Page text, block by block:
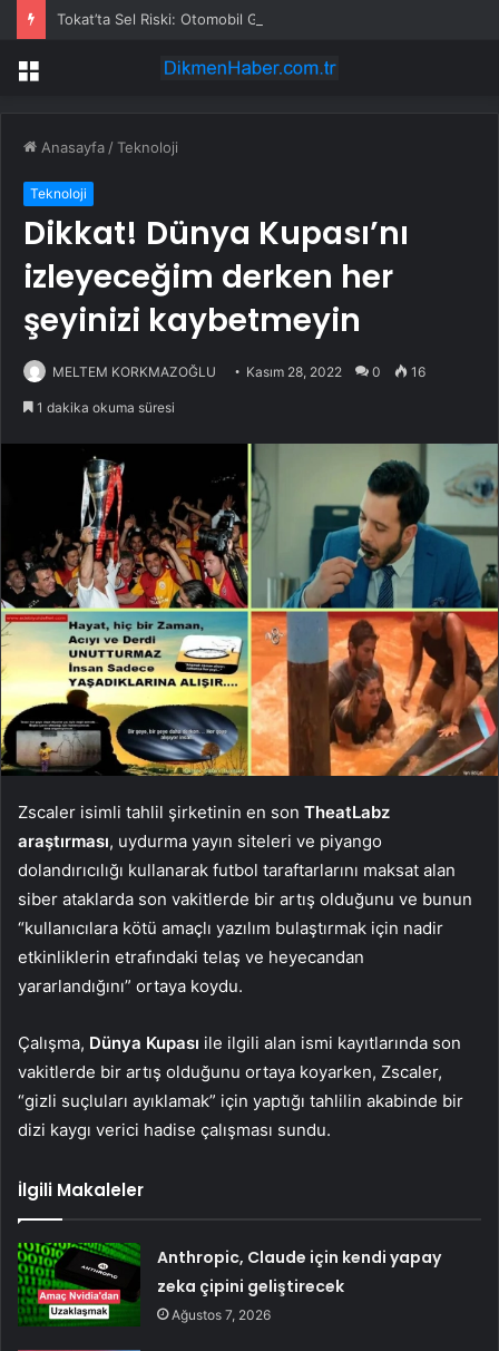
Tokat’ta Sel Riski: Otomobil Güvenli Alana Çekildi
Menü
Anasayfa /Teknoloji
Teknoloji
Dikkat! Dünya Kupası’nı
izleyeceğim derken her
şeyinizi kaybetmeyin
MELTEM KORKMAZOĞLU Kasım 28, 2022 0 16
1 dakika okuma süresi
Zscaler isimli tahlil şirketinin en son TheatLabz
araştırması, uydurma yayın siteleri ve piyango
dolandırıcılığı kullanarak futbol taraftarlarını maksat alan
siber ataklarda son vakitlerde bir artış olduğunu ve bunun
“kullanıcılara kötü amaçlı yazılım bulaştırmak için nadir
etkinliklerin etrafındaki telaş ve heyecandan
yararlandığını” ortaya koydu.
Çalışma, Dünya Kupası ile ilgili alan ismi kayıtlarında son
vakitlerde bir artış olduğunu ortaya koyarken, Zscaler,
“gizli suçluları ayıklamak” için yaptığı tahlilin akabinde bir
dizi kaygı verici hadise çalışması sundu.
İlgili Makaleler
Anthropic, Claude için kendi yapay
zeka çipini geliştirecek
Ağustos 7, 2026